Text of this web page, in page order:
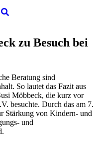
zu Besuch bei
Beratung sind
So lautet das Fazit aus
Möbbeck, die kurz vor
besuchte. Durch das am 7.
Stärkung von Kindern- und
und